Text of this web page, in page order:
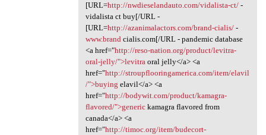
[URL=http://nwdieselandauto.com/vidalista-ct/-
vidalista ct buy[/URL -
[URL=http://azanimalactors.com/brand-cialis/-
www.brandcialis.com[/URL - pandemic database
<a href="http://reso-nation.org/product/levitra-
oral-jelly/">levitraoral jelly</a> <a
href="http://stroupflooringamerica.com/item/elavil
/">buying elavil</a> <a
href="http://bodywit.com/product/kamagra-
flavored/">generickamagra flavored from
canada</a> <a
href="http://timoc.org/item/budecort-